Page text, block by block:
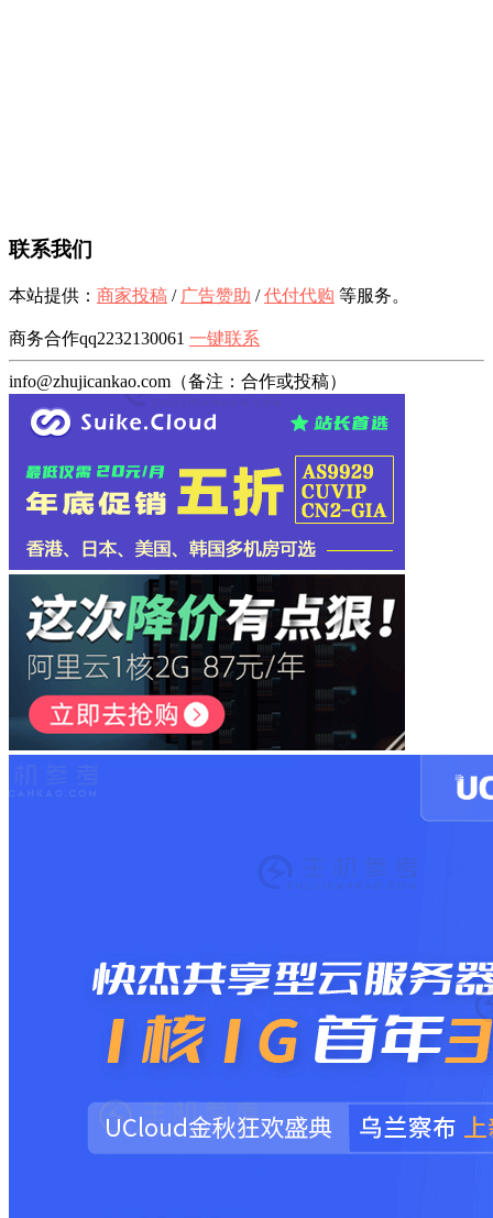
联系我们
本站提供： 商家投稿 / 广告赞助 /代付代购 等服务。
商务合作qq2232130061 一键联系
info@zhujicankao.com（备注：合作或投稿）